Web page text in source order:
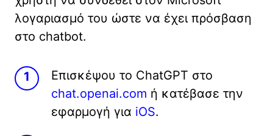
λογαριασμό του ώστε να έχει πρόσβαση
στο chatbot.
Επισκέψου το ChatGPT στο
chat.openai.com ή κατέβασε την
εφαρμογή για iOS.